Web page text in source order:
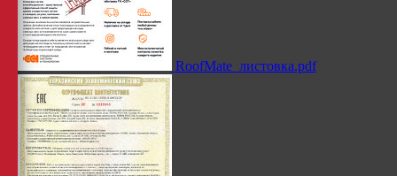
RoofMate_листовка.pdf